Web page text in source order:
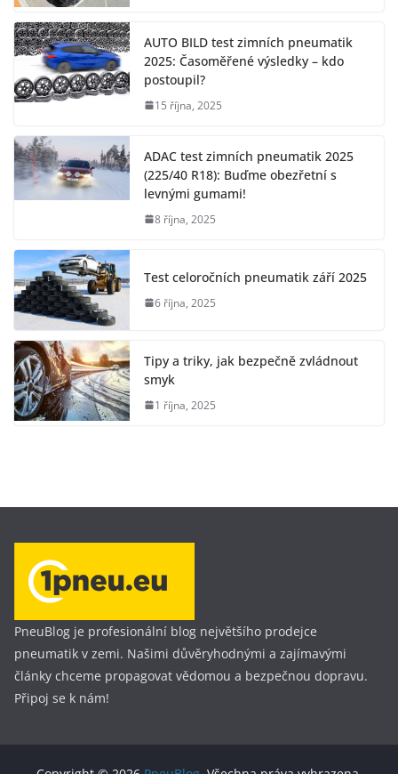
AUTO BILD test zimních pneumatik
2025: Časoměřené výsledky – kdo
postoupil?
15 října, 2025
ADAC test zimních pneumatik 2025
(225/40 R18): Buďme obezřetní s
levnými gumami!
8 října, 2025
Test celoročních pneumatik září 2025
6 října, 2025
Tipy a triky, jak bezpečně zvládnout
smyk
1 října, 2025
PneuBlog je profesionální blog největšího prodejce
pneumatik v zemi. Našimi důvěryhodnými a zajímavými
články chceme propagovat vědomou a bezpečnou dopravu.
Připoj se k nám!